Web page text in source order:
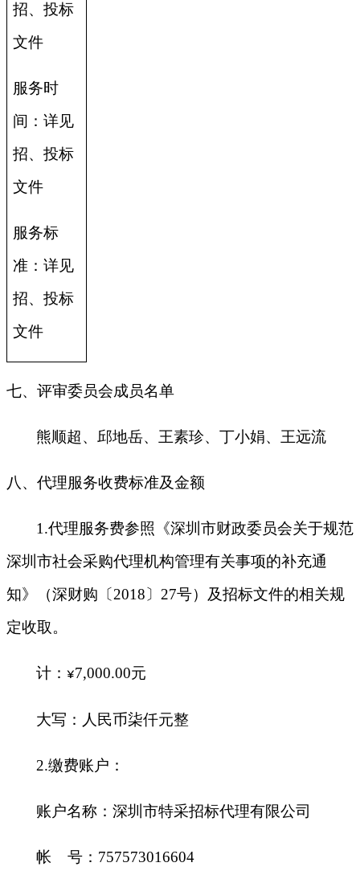
招、投标
文件
服务时
间：详见
招、投标
文件
服务标
准：详见
招、投标
文件
七、评审委员会成员名单
熊顺超、邱地岳、王素珍、丁小娟、王远流
八、代理服务收费标准及金额
1.代理服务费参照《深圳市财政委员会关于规范
深圳市社会采购代理机构管理有关事项的补充通
知》（深财购〔2018〕27号）及招标文件的相关规
定收取。
计： ¥7,000.00元
大写：人民币柒仟元整
2.缴费账户：
账户名称：深圳市特采招标代理有限公司
帐 号：757573016604